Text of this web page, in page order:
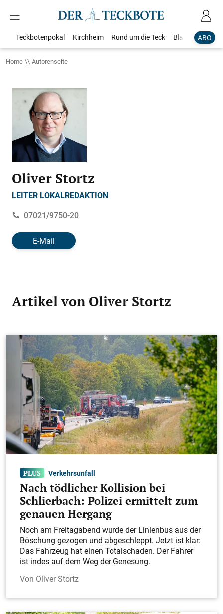
ABO
Teckbotenpokal Kirchheim Rund um die Teck Blaulicht
Home Autorenseite
Oliver Stortz
LEITER LOKALREDAKTION
07021/9750-20
E-Mail
Artikel von Oliver Stortz
Verkehrsunfall
Nach tödlicher Kollision bei
Schlierbach: Polizei ermittelt zum
genauen Hergang
Noch am Freitagabend wurde der Linienbus aus der
Böschung gezogen und abgeschleppt. Jetzt ist klar:
Das Fahrzeug hat einen Totalschaden. Der Fahrer
ist indes auf dem Weg der Genesung.
Oliver Stortz